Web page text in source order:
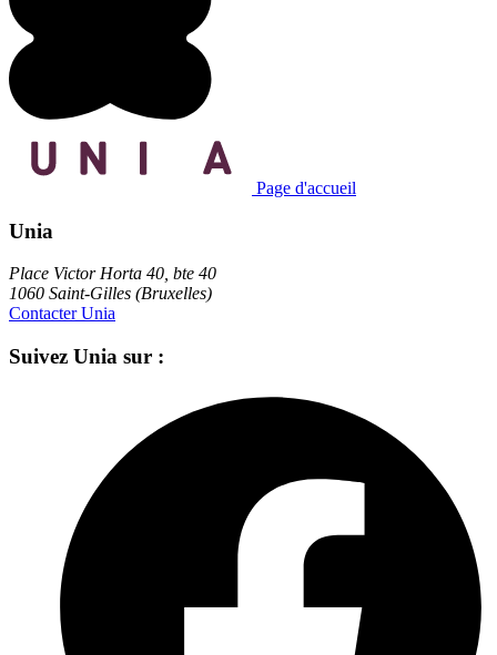
Page d'accueil
Unia
Place Victor Horta 40, bte 40
1060 Saint-Gilles (Bruxelles)
Contacter Unia
Suivez Unia sur :